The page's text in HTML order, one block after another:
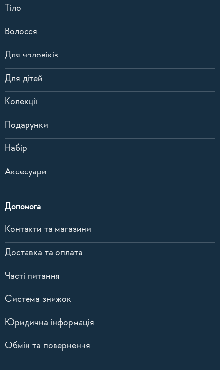
Тіло
Волосся
Для чоловіків
Для дітей
Колекції
Подарунки
Набір
Аксесуари
Допомога
Контакти та магазини
Доставка та оплата
Часті питання
Система знижок
Юридична інформація
Обмін та повернення